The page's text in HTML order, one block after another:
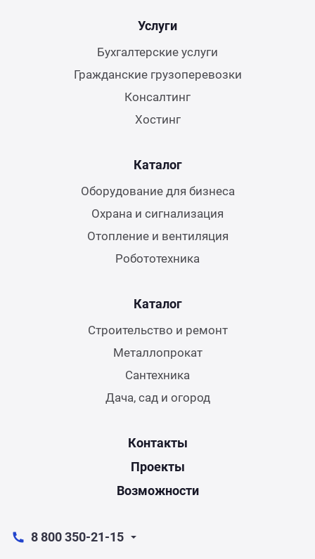
Услуги
Бухгалтерские услуги
Гражданские грузоперевозки
Консалтинг
Хостинг
Каталог
Оборудование для бизнеса
Охрана и сигнализация
Отопление и вентиляция
Робототехника
Каталог
Строительство и ремонт
Металлопрокат
Сантехника
Дача, сад и огород
Контакты
Проекты
Возможности
8 800 350-21-15